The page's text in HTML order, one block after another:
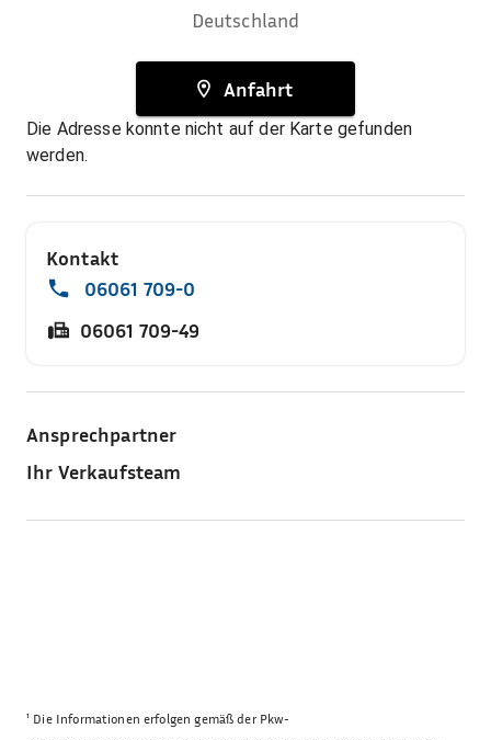
Deutschland
Anfahrt
Die Adresse konnte nicht auf der Karte gefunden
werden.
Kontakt
06061 709-0
06061 709-49
Ansprechpartner
Ihr Verkaufsteam
¹ Die Informationen erfolgen gemäß der Pkw-